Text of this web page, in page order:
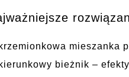
mieszanka
bieżnik –